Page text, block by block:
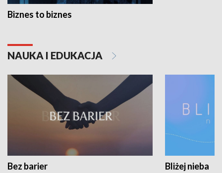
Biznes to biznes
NAUKA I EDUKACJA
Bez barier Bliżej nieba